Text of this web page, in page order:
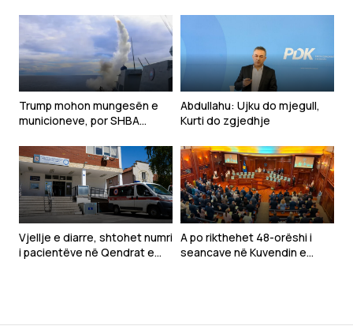
Trump mohon mungesën e
municioneve, por SHBA
armëve për luftën me Iranin
Abdullahu: Ujku do mjegull,
Kurti do zgjedhje
Vjellje e diarre, shtohet numri
i pacientëve në Qendrat e
A po rikthehet 48-orëshi i
seancave në Kuvendin e